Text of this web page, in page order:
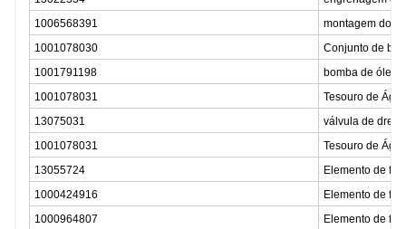
1006568391
montagem do
1001078030
Conjunto de
1001791198
bomba de óleo
1001078031
Tesouro de
13075031
válvula de
1001078031
Tesouro de
13055724
Elemento de
1000424916
Elemento de
1000964807
Elemento de